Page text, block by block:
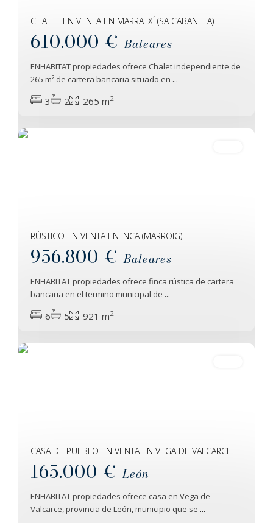
CHALET EN VENTA EN MARRATXÍ (SA CABANETA)
610.000 €Baleares
ENHABITAT propiedades ofrece Chalet independiente de
265 m² de cartera bancaria situado en ...
3 2 265 m2
RÚSTICO EN VENTA EN INCA (MARROIG)
956.800 €Baleares
ENHABITAT propiedades ofrece finca rústica de cartera
bancaria en el termino municipal de ...
6 5 921 m2
De
CASA DE PUEBLO EN VENTA EN VEGA DE VALCARCE
165.000 €León
ENHABITAT propiedades ofrece casa en Vega de
Valcarce, provincia de León, municipio que se ...